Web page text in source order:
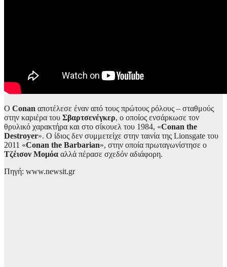
Ο Conan αποτέλεσε έναν από τους πρώτους ρόλους – σταθμούς
στην καριέρα του Σβαρτσενέγκερ, ο οποίος ενσάρκωσε τον
θρυλικό χαρακτήρα και στο σίκουελ του 1984, «Conan the
Destroyer». Ο ίδιος δεν συμμετείχε στην ταινία της Lionsgate του
2011 «Conan the Barbarian», στην οποία πρωταγωνίστησε ο
Τζέισον Μομόα αλλά πέρασε σχεδόν αδιάφορη.
Πηγή: www.newsit.gr